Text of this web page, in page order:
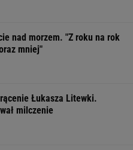
nad morzem. "Z roku na rok
mniej"
Łukasza Litewki.
milczenie